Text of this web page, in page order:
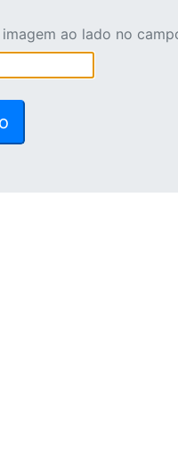
ao lado no